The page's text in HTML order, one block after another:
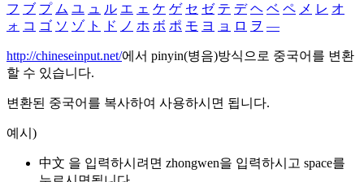
フ ブ プ ム ユ ュ ル エ ェ ケ ゲ セ ゼ テ デ ヘ ベ ペ メ レ オ
ォ コ ゴ ソ ゾ ト ド ノ ホ ボ ポ モ ヨ ョ ロ ヲ ―
http://chineseinput.net/에서 pinyin(병음)방식으로 중국어를 변환
할 수 있습니다.
변환된 중국어를 복사하여 사용하시면 됩니다.
예시)
中文 을 입력하시려면 zhongwen을 입력하시고 space를